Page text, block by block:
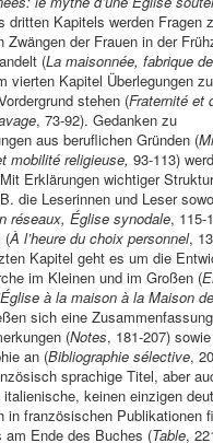
dritten Kapitels werden Fragen
Zwängen der Frauen in der
(La maisonnée, fabrique
vierten Kapitel Überlegungen
stehen (Fraternité et
, 73-92). Gedanken zu
aus beruflichen Gründen (
mobilité religieuse, 93-113)
Erklärungen wichtiger
die Leserinnen und Leser
réseaux, Église synodale, 115-
(À l’heure du choix personnel,
Kapitel geht es um die
im Kleinen und im Großen (
à la maison à la Maison
sich eine
(Notes, 181-207)
an (Bibliographie sélective,
sprachige Titel, aber
keinen einzigen
in französischen Publikationen
am Ende des Buches (Table,